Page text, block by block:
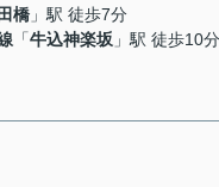
橋 」駅 徒歩7分
「牛込神楽坂 」駅 徒歩10分